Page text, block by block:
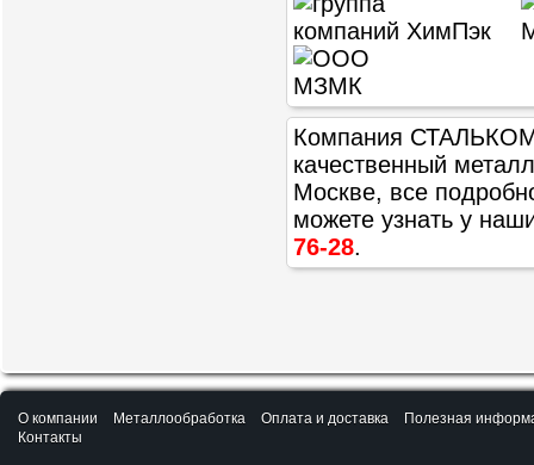
Компания СТАЛЬКОМ
качественный
Москве, все
можете узнать у
76-28.
О компании Металлообработка Оплата и доставка
Полезная
Контакты